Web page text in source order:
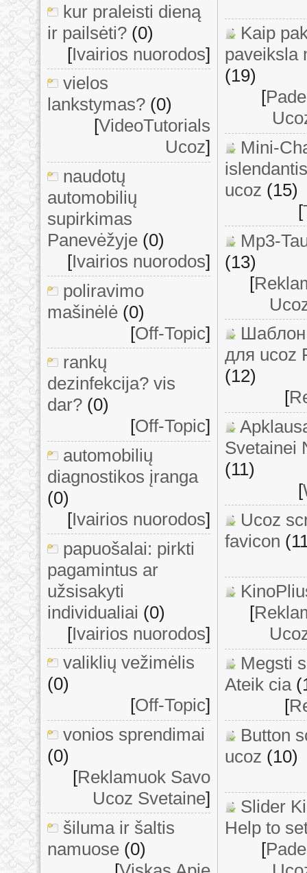
kur praleisti dieną
ir pailsėti? (0)
[Ivairios nuorodos]
vielos
lankstymas? (0)
[VideoTutorials
Ucoz]
naudotų
automobilių
supirkimas
Panevėžyje (0)
[Ivairios nuorodos]
poliravimo
mašinėlė (0)
[Off-Topic]
rankų
dezinfekcija? vis
dar? (0)
[Off-Topic]
automobilių
diagnostikos įranga
(0)
[Ivairios nuorodos]
papuošalai: pirkti
pagamintus ar
užsisakyti
individualiai (0)
[Ivairios nuorodos]
valiklių vežimėlis
(0)
[Off-Topic]
vonios sprendimai
(0)
[Reklamuok Savo
Ucoz Svetaine]
šiluma ir šaltis
namuose (0)
Kaip
paveiksla
(19)
[
Mini-
ucoz (15)
[
Mp3-
(13)
[
для ucoz
(12)
[
Svetainei
(11)
[
Ucoz
favicon
[
Megsti
Ateik cia
[
Button
ucoz (10)
Slider
Help to
[